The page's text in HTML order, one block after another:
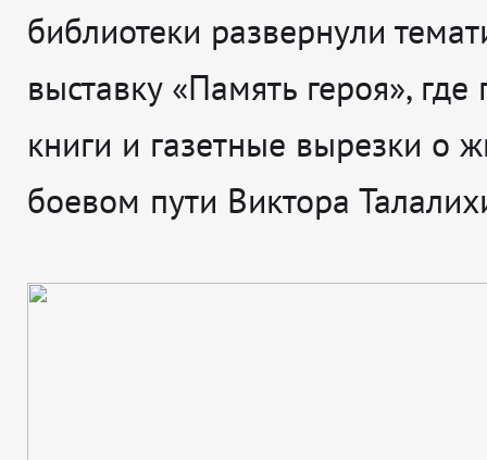
библиотеки развернули
выставку «Память героя», где
книги и газетные вырезки о
боевом пути Виктора